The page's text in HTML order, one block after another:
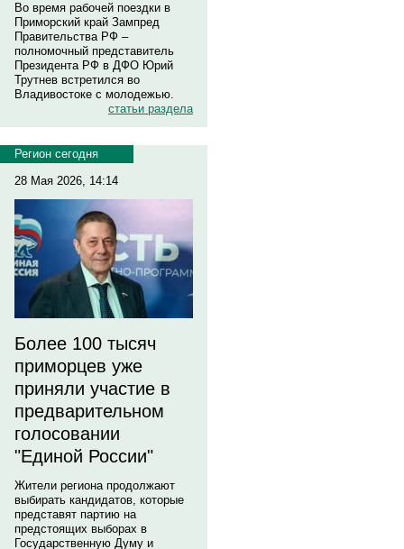
Во время рабочей поездки в
Приморский край Зампред
Правительства РФ –
полномочный представитель
Президента РФ в ДФО Юрий
Трутнев встретился во
Владивостоке с молодежью.
статьи раздела
Регион сегодня
28 Мая 2026, 14:14
Более 100 тысяч
приморцев уже
приняли участие в
предварительном
голосовании
"Единой России"
Жители региона продолжают
выбирать кандидатов, которые
представят партию на
предстоящих выборах в
Государственную Думу и